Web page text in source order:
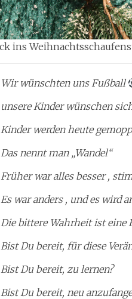
ins
Wir wünschten uns Fußball
unsere Kinder wünschen
Kinder werden heute
Das nennt man „Wandel“
Früher war alles besser ,
Es war anders , und es wird
Die bittere Wahrheit ist eine
Bist Du bereit, für diese
Bist Du bereit, zu lernen?
Bist Du bereit, neu